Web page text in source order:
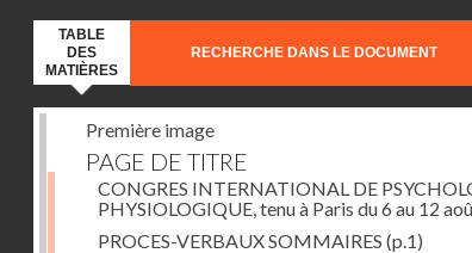
TABLE
DES
MATIÈRES
RECHERCHE DANS LE DOCUMENT
Première image
PAGE DE TITRE
CONGRES INTERNATIONAL DE
PHYSIOLOGIQUE, tenu à Paris du 6 au 12
PROCES-VERBAUX SOMMAIRES (p.1)